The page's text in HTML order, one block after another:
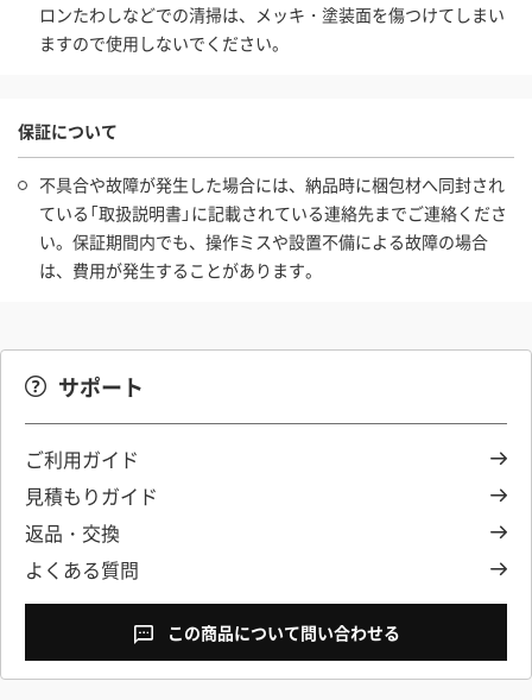
ロンたわしなどでの清掃は、メッキ・塗装面を傷つけてしまい
ますので使用しないでください。
保証について
不具合や故障が発生した場合には、納品時に梱包材へ同封され
ている「取扱説明書」に記載されている連絡先までご連絡くださ
い。保証期間内でも、操作ミスや設置不備による故障の場合
は、費用が発生することがあります。
サポート
ご利用ガイド
見積もりガイド
返品・交換
よくある質問
この商品について問い合わせる